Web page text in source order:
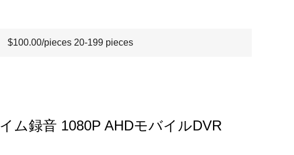
$100.00/pieces 20-199 pieces
ム録音 1080P AHDモバイルDVR